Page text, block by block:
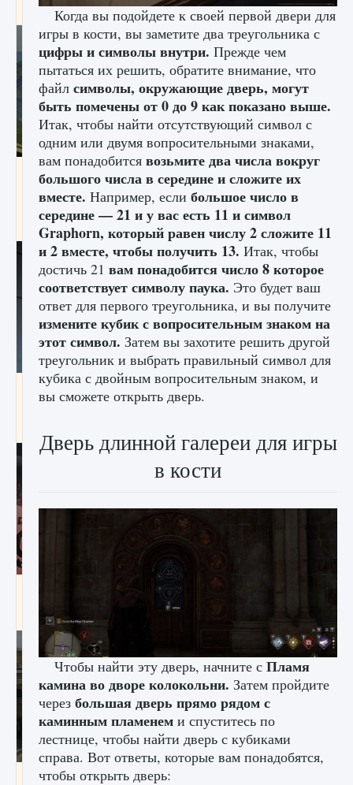
9 августа 2024 2 395 0 2
Как исправить ошибку Palworld EPalworld
«Идет сохранение мира — Невозможно
начать сохранение данных мира»
9 августа 2024 2 711 0 0
Все новые функции в режиме карьеры EA
FC 25
Входят ли «Милан» и «Интер» в EA FC 25
9 августа 2024 2 064
Как исправить текстовую ошибку
Когда вы подойдете к своей первой двери для
игры в кости, вы заметите два треугольника с
цифры и символы внутри. Прежде чем
пытаться их решить, обратите внимание, что
файл символы, окружающие дверь, могут
быть помечены от 0 до 9 как показано выше.
Итак, чтобы найти отсутствующий символ с
одним или двумя вопросительными знаками,
вам понадобится возьмите два числа вокруг
большого числа в середине и сложите их
вместе. Например, если большое число в
середине — 21 и у вас есть 11 и символ
Graphorn, который равен числу 2 сложите 11
и 2 вместе, чтобы получить 13. Итак, чтобы
достичь 21 вам понадобится число 8 которое
соответствует символу паука. Это будет ваш
ответ для первого треугольника, и вы получите
измените кубик с вопросительным знаком на
этот символ. Затем вы захотите решить другой
треугольник и выбрать правильный символ для
кубика с двойным вопросительным знаком, и
вы сможете открыть дверь.
Дверь длинной галереи для игры
в кости
Чтобы найти эту дверь, начните с Пламя
камина во дворе колокольни. Затем пройдите
через большая дверь прямо рядом с
каминным пламенем и спуститесь по
лестнице, чтобы найти дверь с кубиками
справа. Вот ответы, которые вам понадобятся,
чтобы открыть дверь: